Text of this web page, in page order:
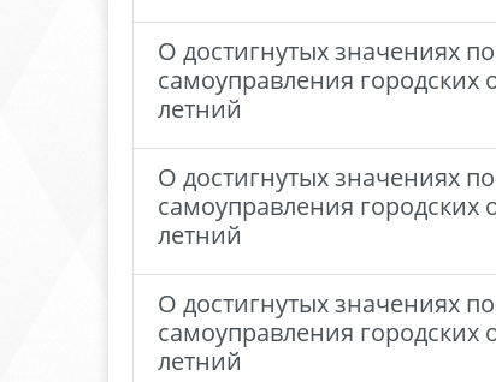
О достигнутых значениях
самоуправления
летний
О достигнутых значениях
самоуправления
летний
О достигнутых значениях
самоуправления
летний